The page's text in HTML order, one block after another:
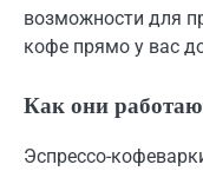
возможности для
кофе прямо у вас
Как они
Эспрессо-